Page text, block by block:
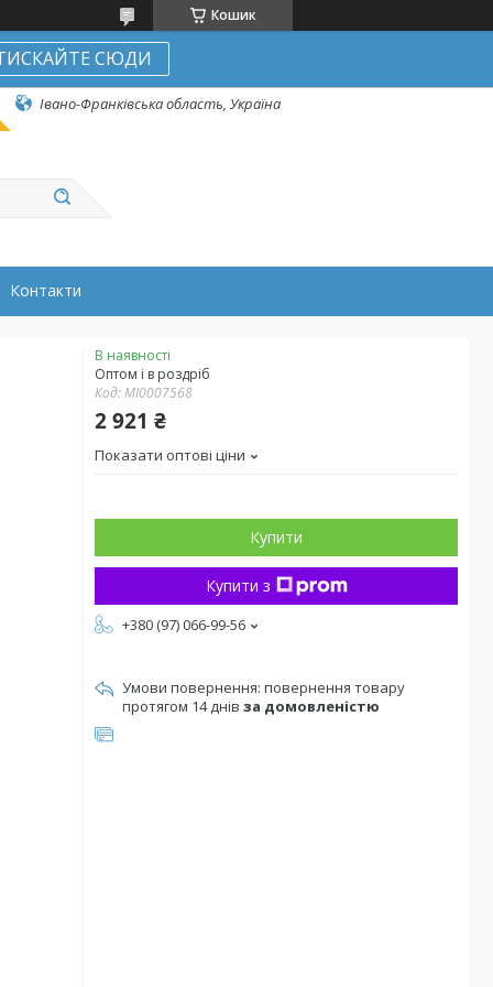
Кошик
СЮДИ
Івано-Франківська область, Україна
Контакти
В наявності
Оптом і в роздріб
Код:MI0007568
2 921 ₴
Показати оптові ціни
Купити
Купити з
+380 (97) 066-99-56
повернення товару
протягом 14 днів за домовленістю